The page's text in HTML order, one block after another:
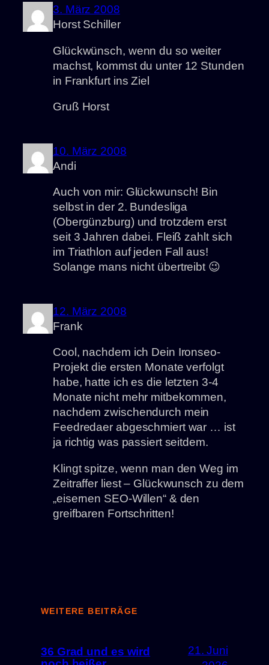
3. März 2008
Horst Schiller
Glückwünsch, wenn du so weiter
machst, kommst du unter 12 Stunden
in Frankfurt ins Ziel
Gruß Horst
10. März 2008
Andi
Auch von mir: Glückwunsch! Bin
selbst in der 2. Bundesliga
(Obergünzburg) und trotzdem erst
seit 3 Jahren dabei. Fleiß zahlt sich
im Triathlon auf jeden Fall aus!
Solange mans nicht übertreibt 😉
12. März 2008
Frank
Cool, nachdem ich Dein Ironseo-
Projekt die ersten Monate verfolgt
habe, hatte ich es die letzten 3-4
Monate nicht mehr mitbekommen,
nachdem zwischendurch mein
Feedredaer abgeschmiert war … ist
ja richtig was passiert seitdem.
Klingt spitze, wenn man den Weg im
Zeitraffer liest – Glückwunsch zu dem
„eisernen SEO-Willen“ & den
greifbaren Fortschritten!
WEITERE BEITRÄGE
36 Grad und es wird
21. Juni